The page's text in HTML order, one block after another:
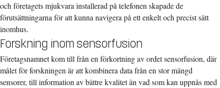
och företagets mjukvara installerad på telefonen skapade de
förutsättningarna för att kunna navigera på ett enkelt och precist sätt
inomhus.
Forskning inom sensorfusion
Företagsnamnet kom till från en förkortning av ordet sensorfusion, där
målet för forskningen är att kombinera data från en stor mängd
sensorer, till information av bättre kvalitet än vad som kan uppnås med